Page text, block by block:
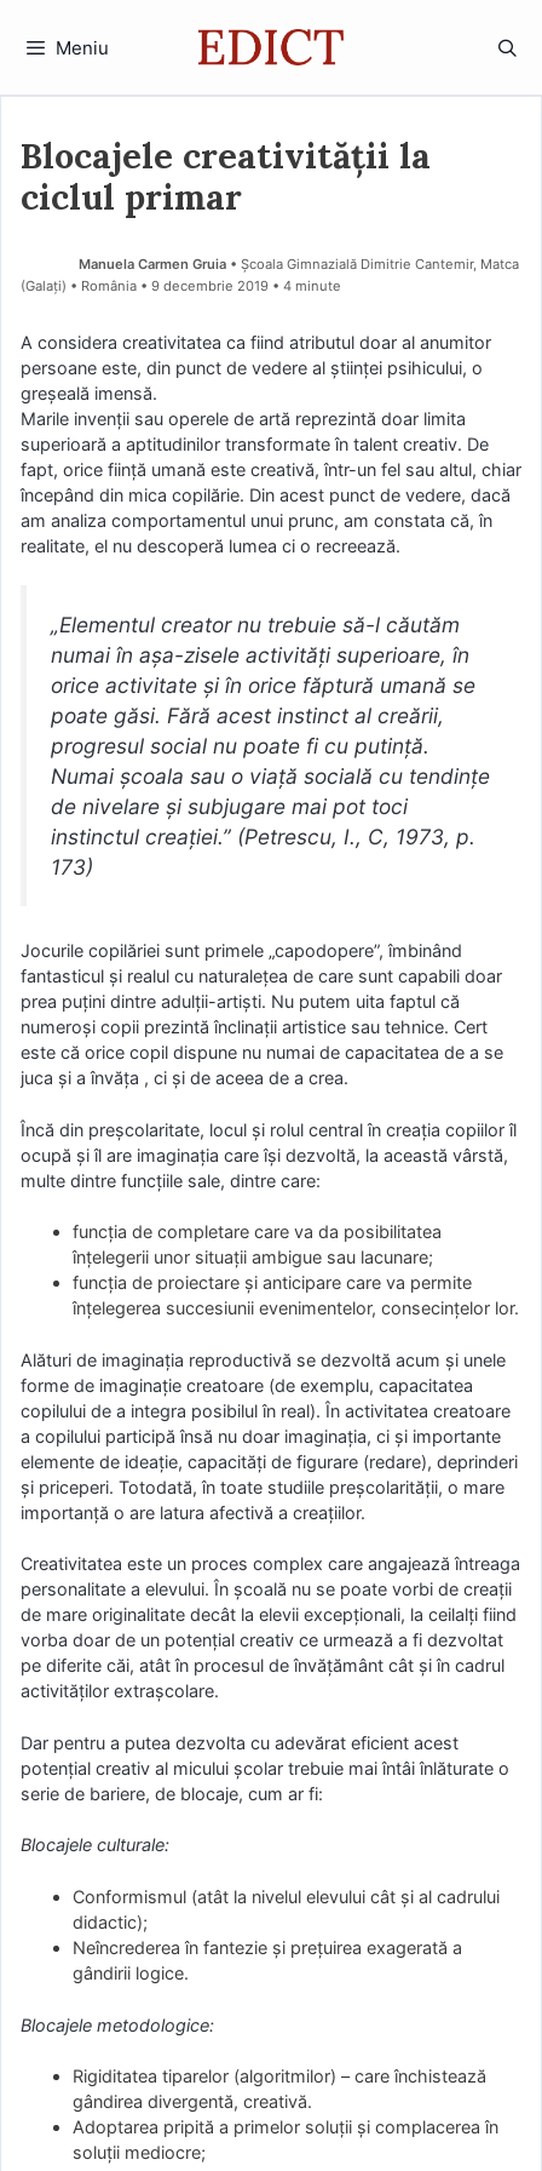
Meniu
Blocajele creativității la
ciclul primar
Manuela Carmen Gruia • Școala Gimnazială Dimitrie Cantemir, Matca
(Galaţi) • România
9 decembrie 2019 • 4 minute
A considera creativitatea ca fiind atributul doar al anumitor
persoane este, din punct de vedere al ştiinţei psihicului, o
greşeală imensă.
Marile invenţii sau operele de artă reprezintă doar limita
superioară a aptitudinilor transformate în talent creativ. De
fapt, orice fiinţă umană este creativă, într-un fel sau altul, chiar
începând din mica copilărie. Din acest punct de vedere, dacă
am analiza comportamentul unui prunc, am constata că, în
realitate, el nu descoperă lumea ci o recreează.
„Elementul creator nu trebuie să-l căutăm
numai în aşa-zisele activităţi superioare, în
orice activitate şi în orice făptură umană se
poate găsi. Fără acest instinct al creării,
progresul social nu poate fi cu putinţă.
Numai şcoala sau o viaţă socială cu tendinţe
de nivelare şi subjugare mai pot toci
instinctul creaţiei.” (Petrescu, I., C, 1973, p.
173)
Jocurile copilăriei sunt primele „capodopere”, îmbinând
fantasticul şi realul cu naturaleţea de care sunt capabili doar
prea puţini dintre adulţii-artişti. Nu putem uita faptul că
numeroşi copii prezintă înclinaţii artistice sau tehnice. Cert
este că orice copil dispune nu numai de capacitatea de a se
juca şi a învăţa , ci şi de aceea de a crea.
Încă din preşcolaritate, locul şi rolul central în creaţia copiilor îl
ocupă şi îl are imaginaţia care îşi dezvoltă, la această vârstă,
multe dintre funcţiile sale, dintre care:
funcţia de completare care va da posibilitatea
înţelegerii unor situaţii ambigue sau lacunare;
funcţia de proiectare şi anticipare care va permite
înţelegerea succesiunii evenimentelor, consecinţelor lor.
Alături de imaginaţia reproductivă se dezvoltă acum şi unele
forme de imaginaţie creatoare (de exemplu, capacitatea
copilului de a integra posibilul în real). În activitatea creatoare
a copilului participă însă nu doar imaginaţia, ci şi importante
elemente de ideaţie, capacităţi de figurare (redare), deprinderi
şi priceperi. Totodată, în toate studiile preşcolarităţii, o mare
importanţă o are latura afectivă a creaţiilor.
Creativitatea este un proces complex care angajează întreaga
personalitate a elevului. În şcoală nu se poate vorbi de creaţii
de mare originalitate decât la elevii excepţionali, la ceilalţi fiind
vorba doar de un potenţial creativ ce urmează a fi dezvoltat
pe diferite căi, atât în procesul de învăţământ cât şi în cadrul
activităţilor extraşcolare.
Dar pentru a putea dezvolta cu adevărat eficient acest
potenţial creativ al micului şcolar trebuie mai întâi înlăturate o
serie de bariere, de blocaje, cum ar fi:
Blocajele culturale:
Conformismul (atât la nivelul elevului cât şi al cadrului
didactic);
Neîncrederea în fantezie şi preţuirea exagerată a
gândirii logice.
Blocajele metodologice:
Rigiditatea tiparelor (algoritmilor) – care închistează
gândirea divergentă, creativă.
Adoptarea pripită a primelor soluţii şi complacerea în
soluţii mediocre;